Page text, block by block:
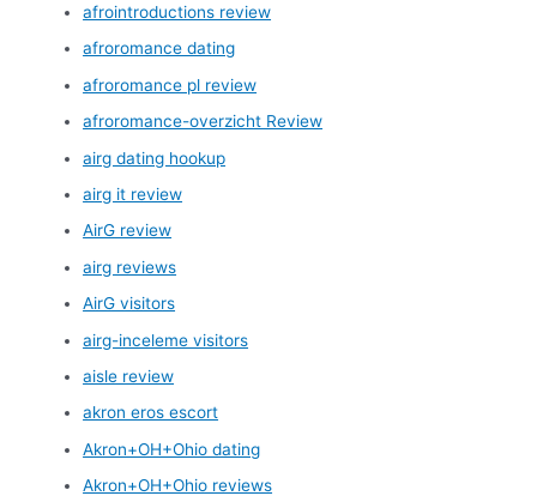
afrointroductions review
afroromance dating
afroromance pl review
afroromance-overzicht Review
airg dating hookup
airg it review
AirG review
airg reviews
AirG visitors
airg-inceleme visitors
aisle review
akron eros escort
Akron+OH+Ohio dating
Akron+OH+Ohio reviews